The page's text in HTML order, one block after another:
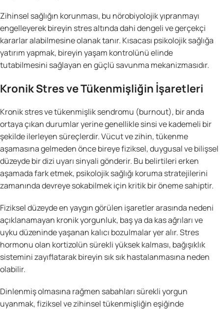
Zihinsel sağlığın korunması, bu nörobiyolojik yıpranmayı
engelleyerek bireyin stres altında dahi dengeli ve gerçekçi
kararlar alabilmesine olanak tanır. Kısacası psikolojik sağlığa
yatırım yapmak, bireyin yaşam kontrolünü elinde
tutabilmesini sağlayan en güçlü savunma mekanizmasıdır.
Kronik Stres ve Tükenmişliğin İşaretleri
Kronik stres ve tükenmişlik sendromu (burnout), bir anda
ortaya çıkan durumlar yerine genellikle sinsi ve kademeli bir
şekilde ilerleyen süreçlerdir. Vücut ve zihin, tükenme
aşamasına gelmeden önce bireye fiziksel, duygusal ve bilişsel
düzeyde bir dizi uyarı sinyali gönderir. Bu belirtileri erken
aşamada fark etmek, psikolojik sağlığı koruma stratejilerini
zamanında devreye sokabilmek için kritik bir öneme sahiptir.
Fiziksel düzeyde en yaygın görülen işaretler arasında nedeni
açıklanamayan kronik yorgunluk, baş ya da kas ağrıları ve
uyku düzeninde yaşanan kalıcı bozulmalar yer alır. Stres
hormonu olan kortizolün sürekli yüksek kalması, bağışıklık
sistemini zayıflatarak bireyin sık sık hastalanmasına neden
olabilir.
Dinlenmiş olmasına rağmen sabahları sürekli yorgun
uyanmak, fiziksel ve zihinsel tükenmişliğin eşiğinde